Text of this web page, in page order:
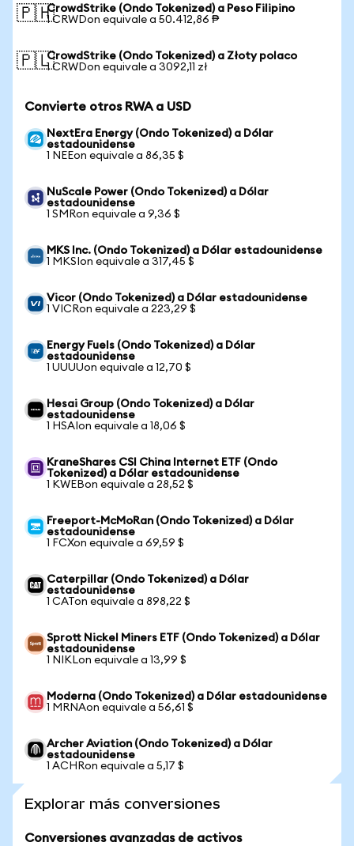
🇵🇭CrowdStrike (Ondo Tokenized) a Peso Filipino
1 CRWDon equivale a 50.412,86 ₱
🇵🇱CrowdStrike (Ondo Tokenized) a Złoty polaco
1 CRWDon equivale a 3092,11 zł
Convierte otros RWA a USD
NextEra Energy (Ondo Tokenized) a Dólar
estadounidense
1 NEEon equivale a 86,35 $
NuScale Power (Ondo Tokenized) a Dólar
estadounidense
1 SMRon equivale a 9,36 $
MKS Inc. (Ondo Tokenized) a Dólar estadounidense
1 MKSIon equivale a 317,45 $
Vicor (Ondo Tokenized) a Dólar estadounidense
1 VICRon equivale a 223,29 $
Energy Fuels (Ondo Tokenized) a Dólar
estadounidense
1 UUUUon equivale a 12,70 $
Hesai Group (Ondo Tokenized) a Dólar
estadounidense
1 HSAIon equivale a 18,06 $
KraneShares CSI China Internet ETF (Ondo
Tokenized) a Dólar estadounidense
1 KWEBon equivale a 28,52 $
Freeport-McMoRan (Ondo Tokenized) a Dólar
estadounidense
1 FCXon equivale a 69,59 $
Caterpillar (Ondo Tokenized) a Dólar
estadounidense
1 CATon equivale a 898,22 $
Sprott Nickel Miners ETF (Ondo Tokenized) a Dólar
estadounidense
1 NIKLon equivale a 13,99 $
Moderna (Ondo Tokenized) a Dólar estadounidense
1 MRNAon equivale a 56,61 $
Archer Aviation (Ondo Tokenized) a Dólar
estadounidense
1 ACHRon equivale a 5,17 $
Explorar más conversiones
Conversiones avanzadas de activos